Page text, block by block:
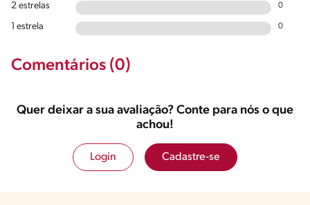
2 estrelas 0
1 estrela 0
Comentários (0)
Quer deixar a sua avaliação? Conte para nós o que
achou!
Login Cadastre-se